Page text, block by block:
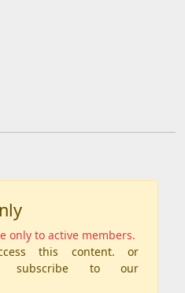
only to active members.
this content. or
to our